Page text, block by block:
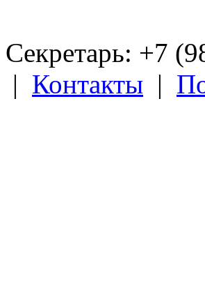
Секретарь: +7
| Контакты |